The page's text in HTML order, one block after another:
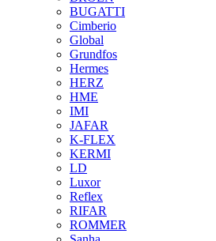
BUGATTI
Cimberio
Global
Grundfos
Hermes
HERZ
HME
IMI
JAFAR
K-FLEX
KERMI
LD
Luxor
Reflex
RIFAR
ROMMER